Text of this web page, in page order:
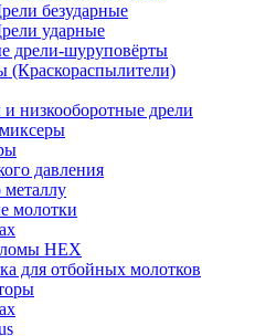
безударные
ударные
дрели-шуруповёрты
(Краскораспылители)
низкооборотные дрели
давления
молотки
HEX
для отбойных молотков